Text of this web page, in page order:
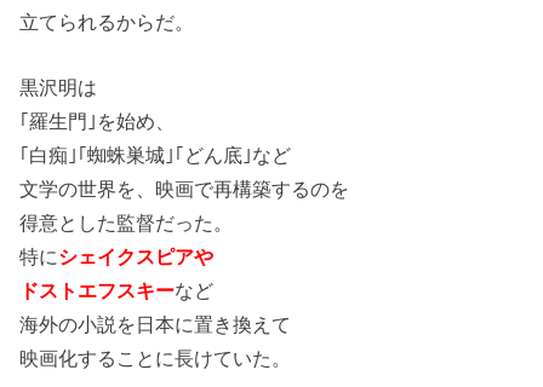
立てられるからだ。
黒沢明は
｢羅生門｣を始め、
｢白痴｣｢蜘蛛巣城｣｢どん底｣など
文学の世界を、映画で再構築するのを
得意とした監督だった。
特にシェイクスピアや
ドストエフスキーなど
海外の小説を日本に置き換えて
映画化することに長けていた。